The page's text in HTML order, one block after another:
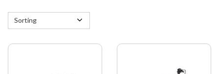
Select sorting method